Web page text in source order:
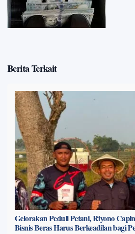
Berita Terkait
Gelorakan Peduli Petani, Riyono
Bisnis Beras Harus Berkeadilan bagi